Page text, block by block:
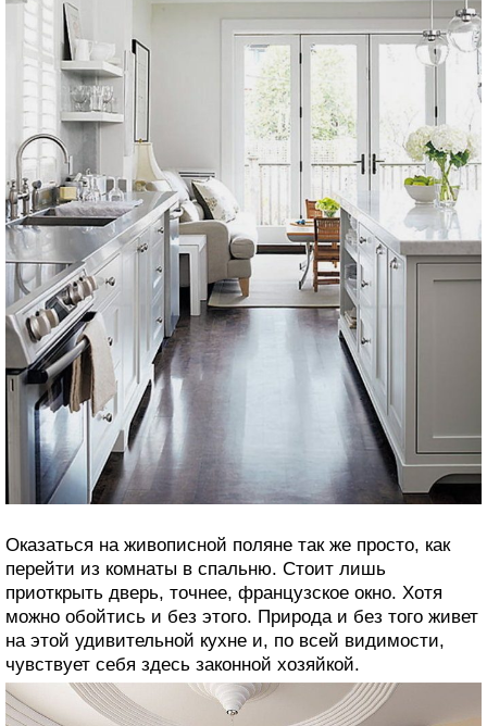
Оказаться на живописной поляне так же просто, как
перейти из комнаты в спальню. Стоит лишь
приоткрыть дверь, точнее, французское окно. Хотя
можно обойтись и без этого. Природа и без того живет
на этой удивительной кухне и, по всей видимости,
чувствует себя здесь законной хозяйкой.